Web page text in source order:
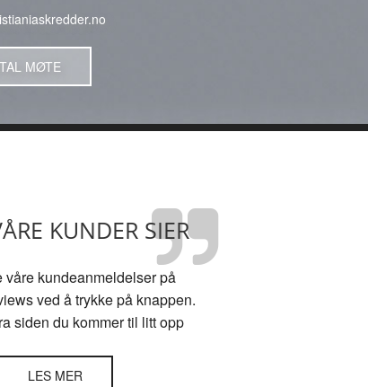
MØTE
KUNDER SIER
våre kundeanmeldelser på
ved å trykke på knappen.
siden du kommer til litt opp
LES MER